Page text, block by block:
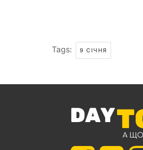
Tags: 9 СІЧНЯ